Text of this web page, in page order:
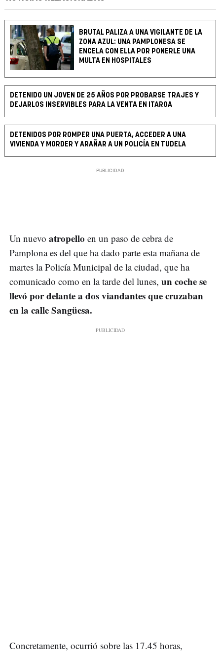
BRUTAL PALIZA A UNA VIGILANTE DE LA
ZONA AZUL: UNA PAMPLONESA SE
ENCELA CON ELLA POR PONERLE UNA
MULTA EN HOSPITALES
DETENIDO UN JOVEN DE 25 AÑOS POR PROBARSE TRAJES Y
DEJARLOS INSERVIBLES PARA LA VENTA EN ITAROA
DETENIDOS POR ROMPER UNA PUERTA, ACCEDER A UNA
VIVIENDA Y MORDER Y ARAÑAR A UN POLICÍA EN TUDELA
Un nuevo atropello en un paso de cebra de
Pamplona es del que ha dado parte esta mañana de
martes la Policía Municipal de la ciudad, que ha
comunicado como en la tarde del lunes, un coche se
llevó por delante a dos viandantes que cruzaban
en la calle Sangüesa.
Concretamente, ocurrió sobre las 17.45 horas,